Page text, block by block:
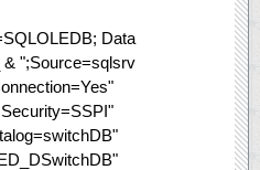
Data
Source=sqlsrv;" & _
"Trusted_Connection=Yes;" & _
"Integrated Security=SSPI;" & _
"Initial Catalog=switchDB;" & _
"User ID=EGGED_DSwitchDB;" & _